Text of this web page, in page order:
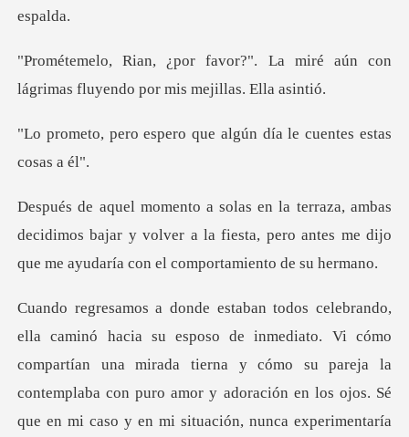
La miré aún con
lágrimas fluyend
o que algún día le cuen
decidimos bajar y volver a la fiesta, pero antes me di
ituación, nunca experimentaría